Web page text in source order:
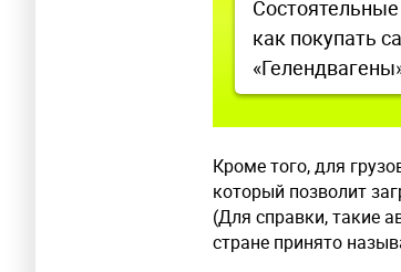
как покупать
Кроме того, для
который позволит
(Для справки, такие
стране принято